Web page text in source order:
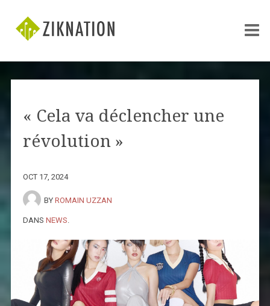
« Cela va déclencher une
révolution »
OCT 17, 2024
BY ROMAIN UZZAN
DANS NEWS